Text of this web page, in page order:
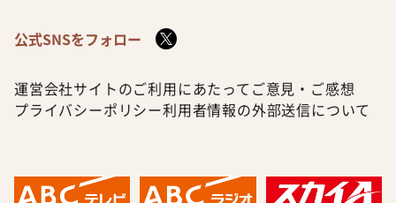
公式SNSをフォロー
運営会社サイトのご利用にあたって ご意見・ご感想
プライバシーポリシー利用者情報の外部送信について